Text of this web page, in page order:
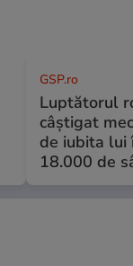
GSP.ro
Luptătorul
câștigat
de iubita lui
18.000 de